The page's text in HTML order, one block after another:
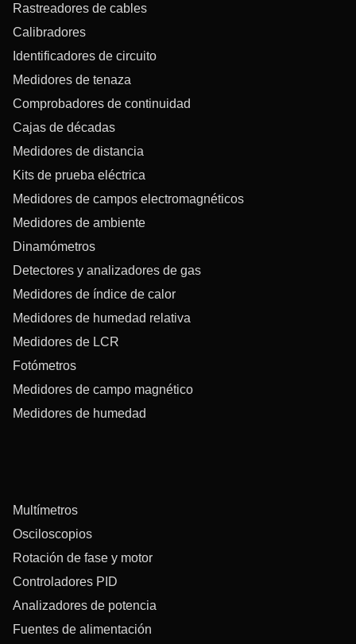
Rastreadores de cables
Calibradores
Identificadores de circuito
Medidores de tenaza
Comprobadores de continuidad
Cajas de décadas
Medidores de distancia
Kits de prueba eléctrica
Medidores de campos electromagnéticos
Medidores de ambiente
Dinamómetros
Detectores y analizadores de gas
Medidores de índice de calor
Medidores de humedad relativa
Medidores de LCR
Fotómetros
Medidores de campo magnético
Medidores de humedad
Multímetros
Osciloscopios
Rotación de fase y motor
Controladores PID
Analizadores de potencia
Fuentes de alimentación